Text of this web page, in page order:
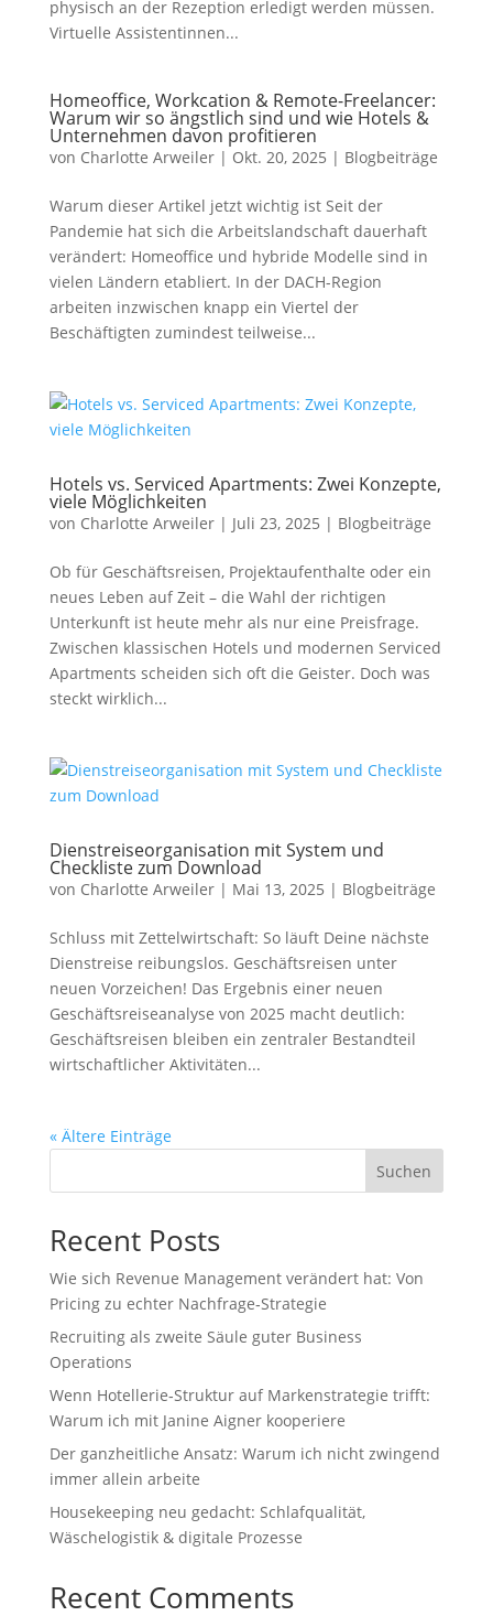
physisch an der Rezeption erledigt werden müssen.
Virtuelle Assistentinnen...
Homeoffice, Workcation & Remote-Freelancer:
Warum wir so ängstlich sind und wie Hotels &
Unternehmen davon profitieren
von Charlotte Arweiler| Okt. 20, 2025 | Blogbeiträge
Warum dieser Artikel jetzt wichtig ist Seit der
Pandemie hat sich die Arbeitslandschaft dauerhaft
verändert: Homeoffice und hybride Modelle sind in
vielen Ländern etabliert. In der DACH-Region
arbeiten inzwischen knapp ein Viertel der
Beschäftigten zumindest teilweise...
Hotels vs. Serviced Apartments: Zwei Konzepte,
viele Möglichkeiten
von Charlotte Arweiler| Juli 23, 2025 | Blogbeiträge
Ob für Geschäftsreisen, Projektaufenthalte oder ein
neues Leben auf Zeit – die Wahl der richtigen
Unterkunft ist heute mehr als nur eine Preisfrage.
Zwischen klassischen Hotels und modernen Serviced
Apartments scheiden sich oft die Geister. Doch was
steckt wirklich...
Dienstreiseorganisation mit System und
Checkliste zum Download
von Charlotte Arweiler| Mai 13, 2025 | Blogbeiträge
Schluss mit Zettelwirtschaft: So läuft Deine nächste
Dienstreise reibungslos. Geschäftsreisen unter
neuen Vorzeichen! Das Ergebnis einer neuen
Geschäftsreiseanalyse von 2025 macht deutlich:
Geschäftsreisen bleiben ein zentraler Bestandteil
wirtschaftlicher Aktivitäten...
« Ältere Einträge
Suchen
Recent Posts
Wie sich Revenue Management verändert hat: Von
Pricing zu echter Nachfrage‑Strategie
Recruiting als zweite Säule guter Business
Operations
Wenn Hotellerie‑Struktur auf Markenstrategie trifft:
Warum ich mit Janine Aigner kooperiere
Der ganzheitliche Ansatz: Warum ich nicht zwingend
immer allein arbeite
Housekeeping neu gedacht: Schlafqualität,
Wäschelogistik & digitale Prozesse
Recent Comments